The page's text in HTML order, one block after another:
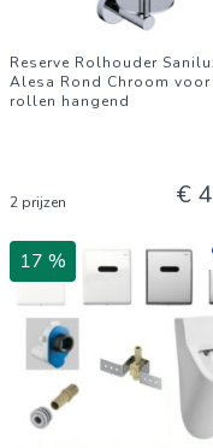
Reserve Rolhouder
Alesa Rond Chroom voor
rollen hangend
2 prijzen €
17 %